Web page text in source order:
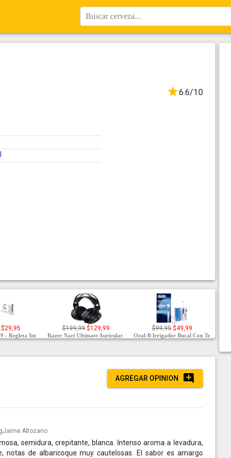
Buscar cerveza...
6.6/10
$29,95
- Regleta Int
$199,99 $129,99
Razer Nari Ultimate Auricular
$99,95 $49,99
Oral-B Irrigador Bucal Con Te
AGREGAR OPINION
Jaime Altozano
semidura, crepitante, blanca. Intenso aroma a levadura,
notas de albaricoque muy cautelosas. El sabor es amargo